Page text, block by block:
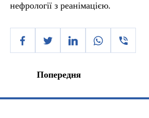
нефрології з реанімацією.
Попередня